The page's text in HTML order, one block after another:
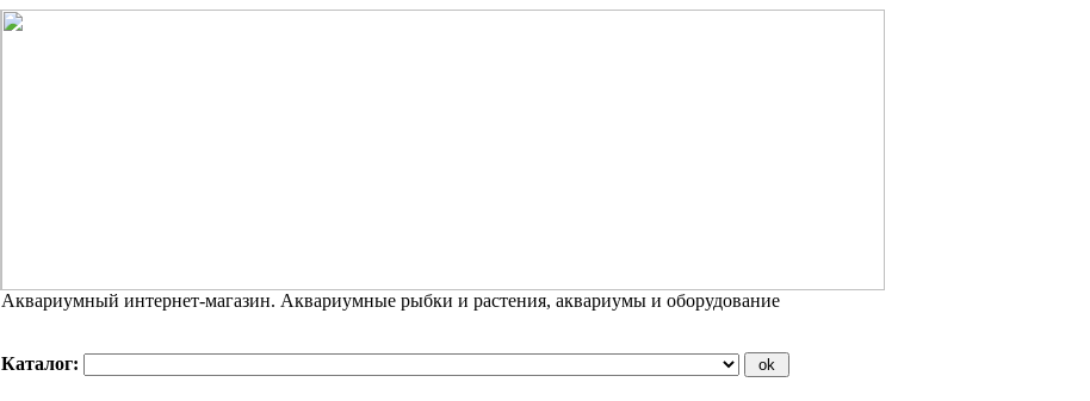
Аквариумный интернет-магазин. Аквариумные рыбки и растения, аквариумы и оборудование
Каталог: